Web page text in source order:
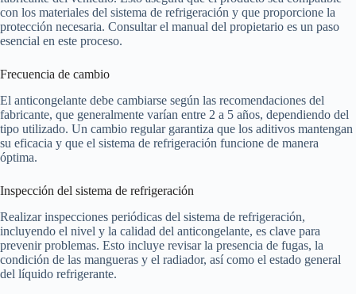
con los materiales del sistema de refrigeración y que proporcione la
protección necesaria. Consultar el manual del propietario es un paso
esencial en este proceso.
Frecuencia de cambio
El anticongelante debe cambiarse según las recomendaciones del
fabricante, que generalmente varían entre 2 a 5 años, dependiendo del
tipo utilizado. Un cambio regular garantiza que los aditivos mantengan
su eficacia y que el sistema de refrigeración funcione de manera
óptima.
Inspección del sistema de refrigeración
Realizar inspecciones periódicas del sistema de refrigeración,
incluyendo el nivel y la calidad del anticongelante, es clave para
prevenir problemas. Esto incluye revisar la presencia de fugas, la
condición de las mangueras y el radiador, así como el estado general
del líquido refrigerante.